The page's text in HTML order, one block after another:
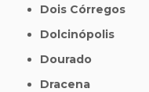
Dois Córregos
Dolcinópolis
Dourado
Dracena